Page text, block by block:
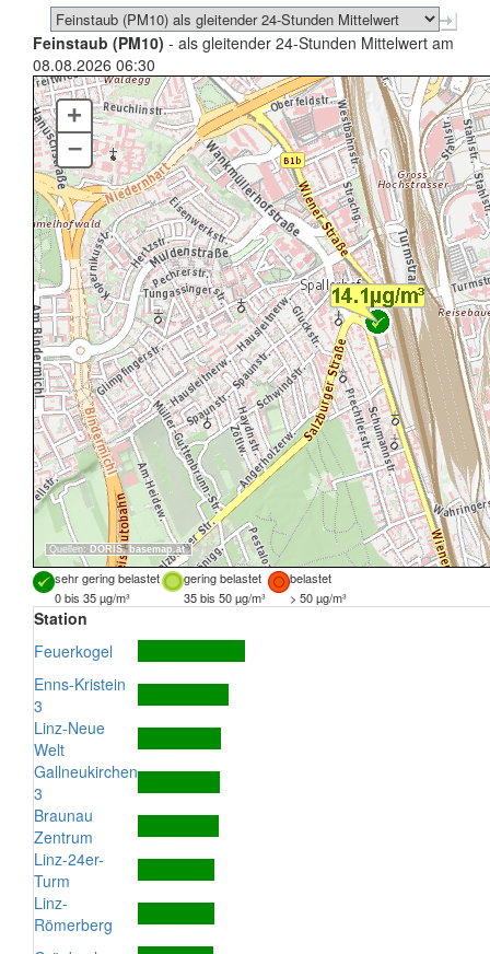
Feinstaub (PM10) - als gleitender 24-Stunden Mittelwert am
08.08.2026 06:30
Quellen: DORIS, basemap.at
+
–
sehr gering belastet gering belastet
belastet
0 bis 35 µg/m³
35 bis 50 µg/m³ > 50 µg/m³
Station
Feuerkogel
Enns-Kristein
3
Linz-Neue
Welt
Gallneukirchen
3
Braunau
Zentrum
Linz-24er-
Turm
Linz-
Römerberg